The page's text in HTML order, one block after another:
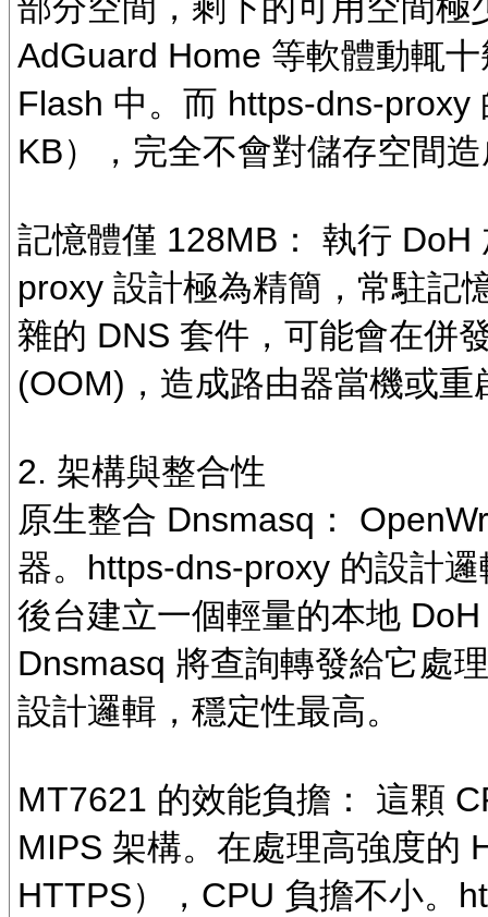
部分空間，剩下的可用空間
AdGuard Home 等軟體動輒
Flash 中。而 https-dns-proxy
KB），完全不會對儲存空間
記憶體僅 128MB： 執行
proxy 設計極為精簡，常駐記
雜的 DNS 套件，可能會在併
(OOM)，造成路由器當機或重
2. 架構與整合性
原生整合 Dnsmasq：
器。https-dns-proxy 的設計
後台建立一個輕量的本地
Dnsmasq 將查詢轉發給它處
設計邏輯，穩定性最高。
MT7621 的效能負擔： 這顆
MIPS 架構。在處理高強度的
HTTPS），CPU 負擔不小。